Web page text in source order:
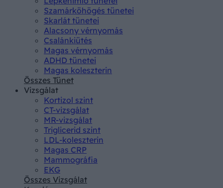
Szamárköhögés tünetei
Skarlát tünetei
Alacsony vérnyomás
Csalánkiütés
Magas vérnyomás
ADHD tünetei
Magas koleszterin
Összes Tünet
Vizsgálat
Kortizol szint
CT-vizsgálat
MR-vizsgálat
Triglicerid szint
LDL-koleszterin
Magas CRP
Mammográfia
EKG
Összes Vizsgálat